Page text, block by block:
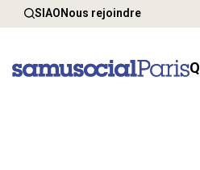
SIAONous rejoindre